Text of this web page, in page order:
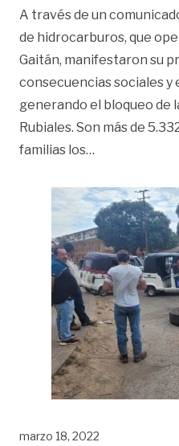
A través de un
de hidrocarburos, que
Gaitán, manifestaron su
consecuencias sociales y
generando el bloqueo de
Rubiales. Son más de
familias los…
marzo 18, 2022